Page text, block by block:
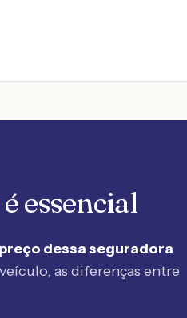
é essencial
dessa seguradora
as diferenças entre